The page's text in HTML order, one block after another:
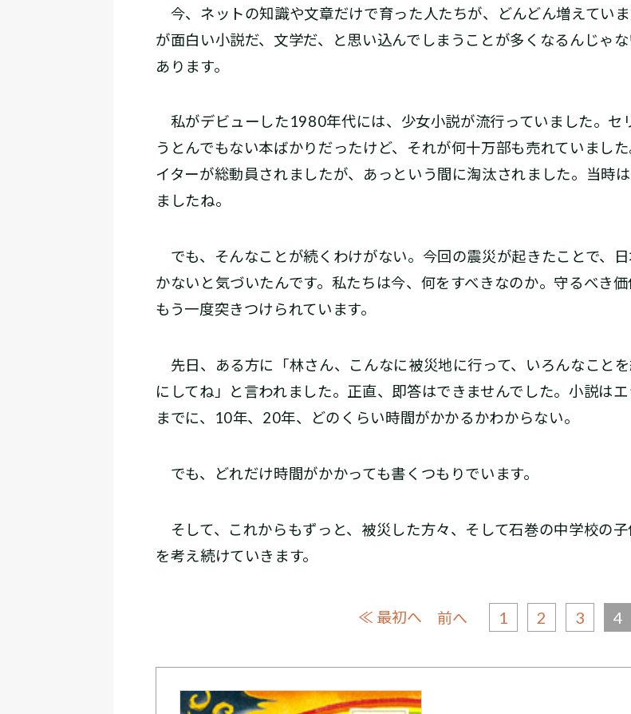
今、ネットの知識や文章だけで育った人たちが、どんどん増えてい
が面白い小説だ、文学だ、と思い込んでしまうことが多くなるんじゃ
あります。
私がデビューした1980年代には、少女小説が流行っていました。セ
うとんでもない本ばかりだったけど、それが何十万部も売れていまし
イターが総動員されましたが、あっという間に淘汰されました。当時
ましたね。
でも、そんなことが続くわけがない。今回の震災が起きたことで、
かないと気づいたんです。私たちは今、何をすべきなのか。守るべき
もう一度突きつけられています。
先日、ある方に「林さん、こんなに被災地に行って、いろんなこと
にしてね」と言われました。正直、即答はできませんでした。小説は
までに、10年、20年、どのくらい時間がかかるかわからない。
でも、どれだけ時間がかかっても書くつもりでいます。
そして、これからもずっと、被災した方々、そして石巻の中学校の
を考え続けていきます。
≪ 最初へ 前へ 1 2 3 4